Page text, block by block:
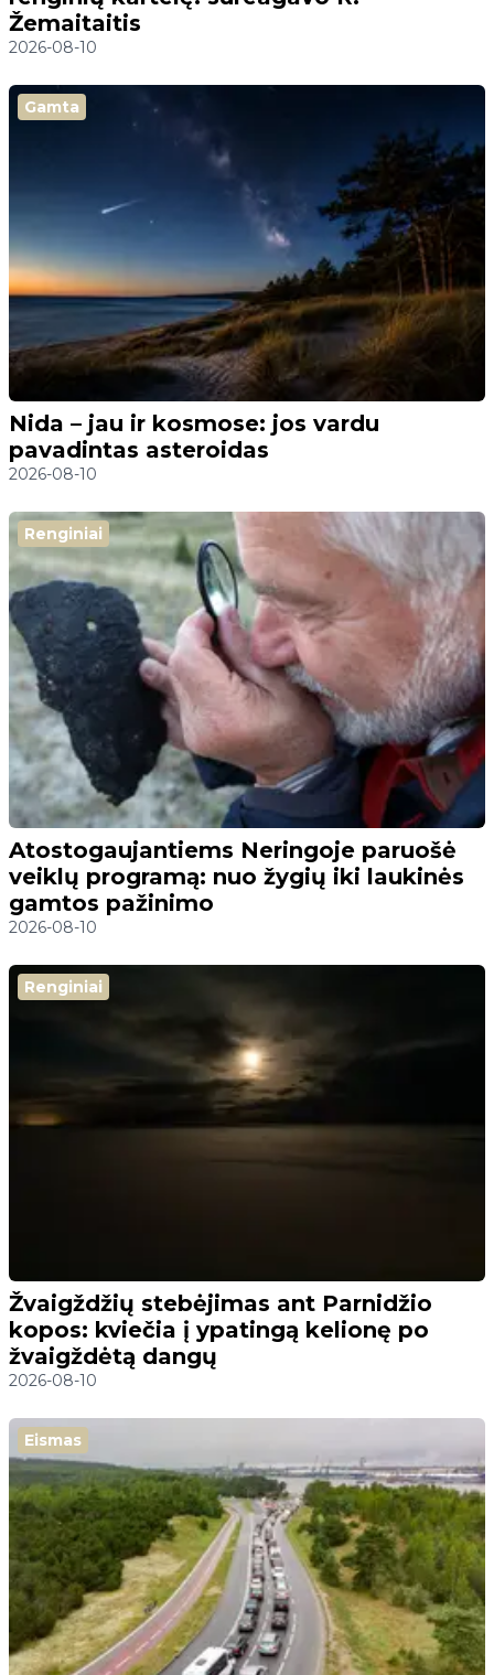
Žemaitaitis
2026-08-10
Gamta
Nida – jau ir kosmose: jos vardu
pavadintas asteroidas
2026-08-10
Renginiai
Atostogaujantiems Neringoje paruošė
veiklų programą: nuo žygių iki laukinės
gamtos pažinimo
2026-08-10
Renginiai
Žvaigždžių stebėjimas ant Parnidžio
kopos: kviečia į ypatingą kelionę po
žvaigždėtą dangų
2026-08-10
Eismas